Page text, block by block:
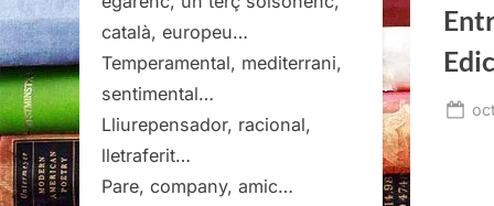
català, europeu…
Temperamental, mediterrani,
sentimental…
Lliurepensador, racional,
lletraferit…
Pare, company, amic…